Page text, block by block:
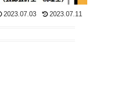
2023.07.03 2023.07.11